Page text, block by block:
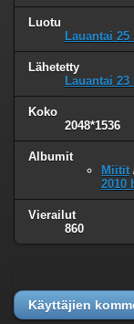
Luotu
Lauantai 25
Lähetetty
Lauantai 23
Koko
2048*1536
Albumit
Miitit
2010
Vierailut
860
Käyttäjien